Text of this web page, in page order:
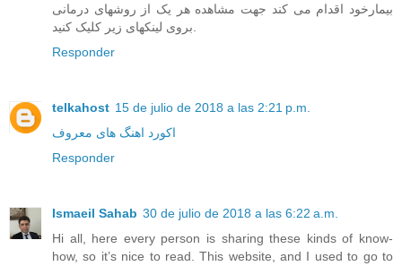
بیمارخود اقدام می کند جهت مشاهده هر یک از روشهای درمانی
Responder
telkahost 15 de julio de 2018 a las 2:21 p.m.
اکورد اهنگ های معروف
Responder
Ismaeil Sahab 30 de julio de 2018 a las 6:22 a.m.
Hi all, here every person is sharing these kinds of know-
how, so it’s nice to read. This website, and I used to go to